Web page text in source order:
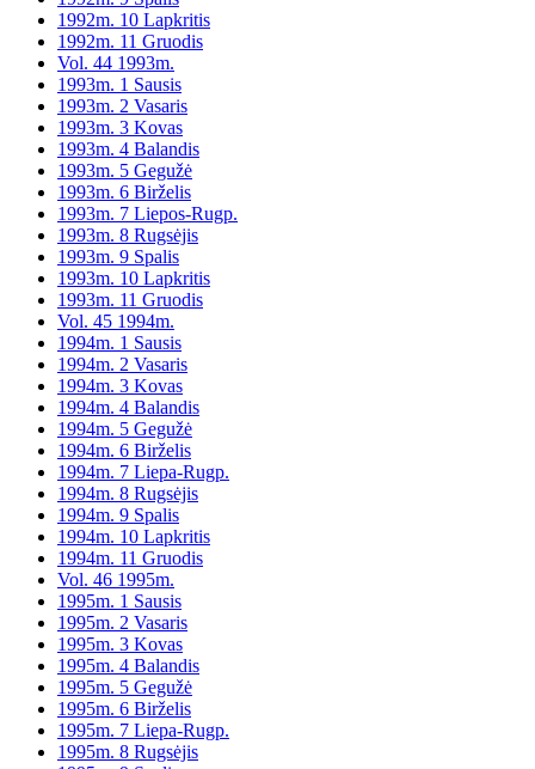
1992m. 10 Lapkritis
1992m. 11 Gruodis
Vol. 44 1993m.
1993m. 1 Sausis
1993m. 2 Vasaris
1993m. 3 Kovas
1993m. 4 Balandis
1993m. 5 Gegužė
1993m. 6 Birželis
1993m. 7 Liepos-Rugp.
1993m. 8 Rugsėjis
1993m. 9 Spalis
1993m. 10 Lapkritis
1993m. 11 Gruodis
Vol. 45 1994m.
1994m. 1 Sausis
1994m. 2 Vasaris
1994m. 3 Kovas
1994m. 4 Balandis
1994m. 5 Gegužė
1994m. 6 Birželis
1994m. 7 Liepa-Rugp.
1994m. 8 Rugsėjis
1994m. 9 Spalis
1994m. 10 Lapkritis
1994m. 11 Gruodis
Vol. 46 1995m.
1995m. 1 Sausis
1995m. 2 Vasaris
1995m. 3 Kovas
1995m. 4 Balandis
1995m. 5 Gegužė
1995m. 6 Birželis
1995m. 7 Liepa-Rugp.
1995m. 8 Rugsėjis